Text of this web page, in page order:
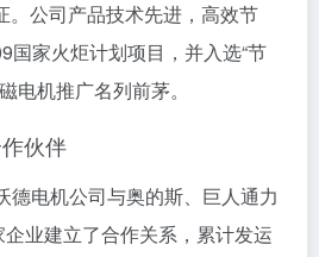
。公司产品技术先进，高效节
国家火炬计划项目，并入选“节
电机推广名列前茅。
伙伴
德电机公司与奥的斯、巨人通力
业建立了合作关系，累计发运